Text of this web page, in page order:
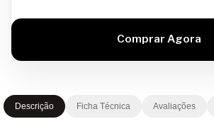
Descrição Ficha Técnica Avaliações